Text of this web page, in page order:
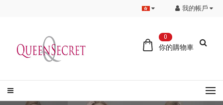
我的帳戶
你的購物車
0